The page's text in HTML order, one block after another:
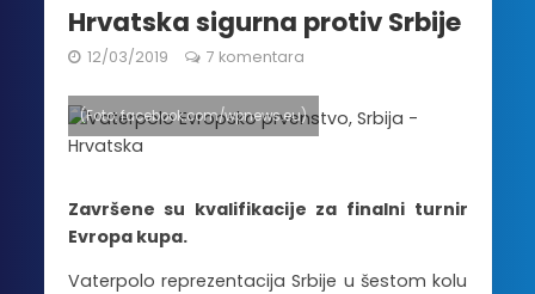
Hrvatska sigurna protiv Srbije
12/03/2019 7 komentara
(Foto: facebook.com/wpnews.eu)
Završene su kvalifikacije za finalni turnir
Evropa kupa.
Vaterpolo reprezentacija Srbije u šestom kolu